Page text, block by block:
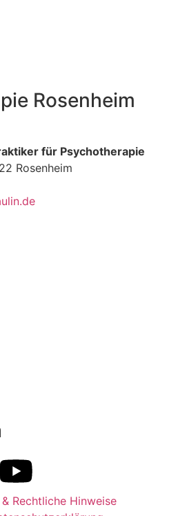
Rosenheim
für Psychotherapie
Rosenheim
& Rechtliche Hinweise